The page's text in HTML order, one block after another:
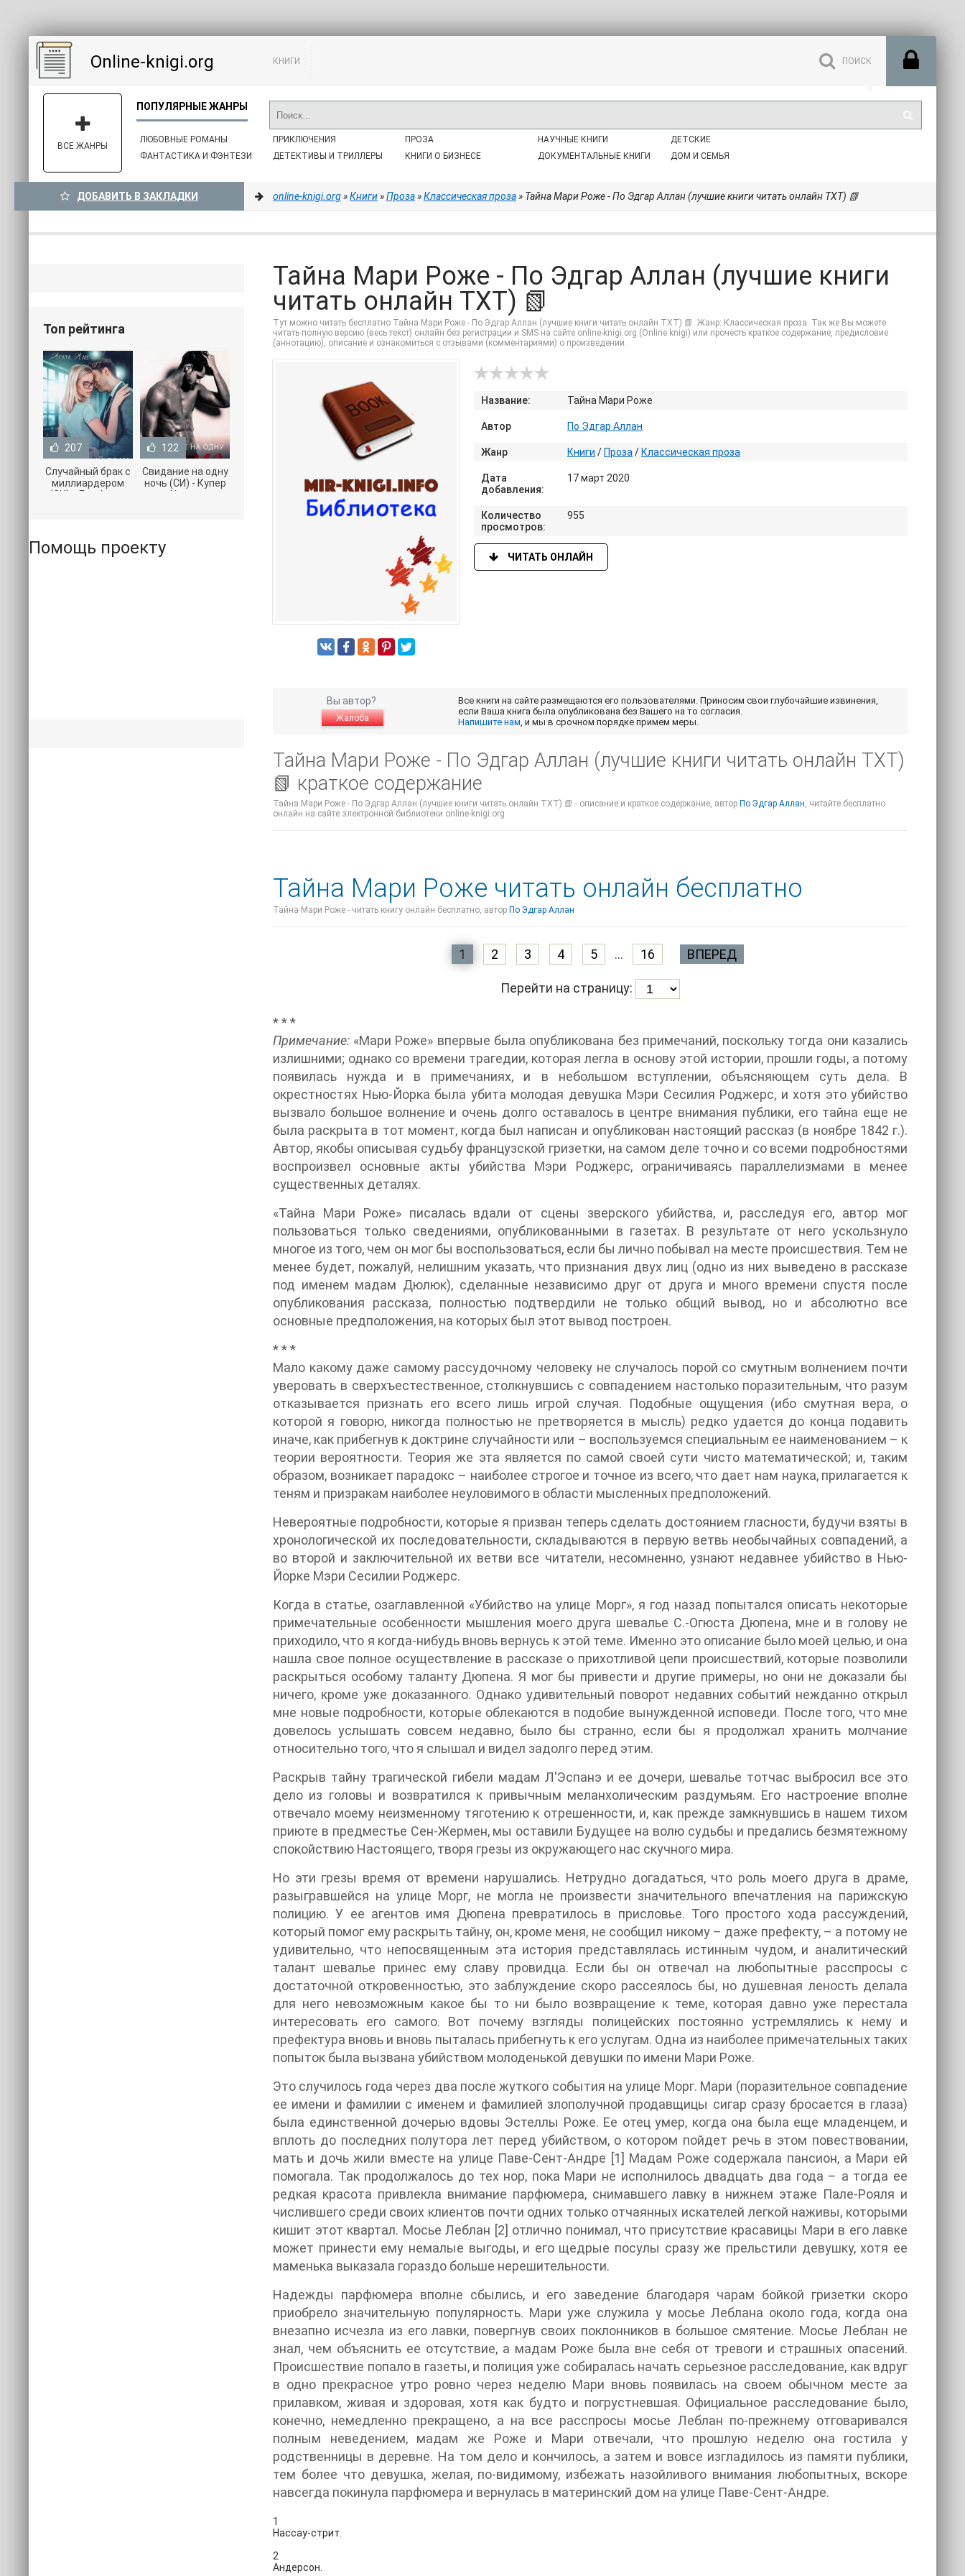
Online-knigi.org КНИГИ
ЛЮБОВНЫЕ РОМАНЫ
ФАНТАСТИКА И ФЭНТЕЗИ
ПРИКЛЮЧЕНИЯ
ДЕТЕКТИВЫ И ТРИЛЛЕРЫ
ПРОЗА
КНИГИ О БИЗНЕСЕ
НАУЧНЫЕ КНИГИ
ДОКУМЕНТАЛЬНЫЕ КНИГИ
ДЕТСКИЕ
ДОМ И СЕМЬЯ
ВСЕ ЖАНРЫ
ДОБАВИТЬ В ЗАКЛАДКИ online-knigi.org»Книги»Проза»Классическая проза» Тайна Мари Роже - По Эдгар Аллан (лучшие книги читать онлайн TXT) 📗
Тайна Мари Роже - По Эдгар Аллан (лучшие книги
читать онлайн TXT) 📗
Тут можно читать бесплатно Тайна Мари Роже - По Эдгар Аллан (лучшие книги читать онлайн TXT) 📗. Жанр: Классическая проза. Так же Вы можете
читать полную версию (весь текст) онлайн без регистрации и SMS на сайте online-knigi.org (Online knigi) или прочесть краткое содержание, предисловие
(аннотацию), описание и ознакомиться с отзывами (комментариями) о произведении.
Название: Тайна Мари Роже
Автор По Эдгар Аллан
Жанр Книги / Проза / Классическая проза
Дата
добавления:
17 март 2020
Количество
просмотров:
955
ЧИТАТЬ ОНЛАЙН
Вы автор?
Жалоба
Все книги на сайте размещаются его пользователями. Приносим свои глубочайшие извинения,
если Ваша книга была опубликована без Вашего на то согласия.
Напишите нам, и мы в срочном порядке примем меры.
Тайна Мари Роже - По Эдгар Аллан (лучшие книги читать онлайн TXT)
📗 краткое содержание
Тайна Мари Роже - По Эдгар Аллан (лучшие книги читать онлайн TXT) 📗 - описание и краткое содержание, автор По Эдгар Аллан, читайте бесплатно
онлайн на сайте электронной библиотеки online-knigi.org
Тайна Мари Роже читать онлайн бесплатно
Тайна Мари Роже - читать книгу онлайн бесплатно, автор По Эдгар Аллан
1 2 3 4 5 ... 16 ВПЕРЕД
Перейти на страницу:
* * *
Примечание:
излишними; однако со времени трагедии, которая легла в основу этой истории, прошли годы, а потому
появилась нужда и в примечаниях, и в небольшом вступлении, объясняющем суть дела. В
окрестностях Нью-Йорка была убита молодая девушка Мэри Сесилия Роджерс, и хотя это убийство
вызвало большое волнение и очень долго оставалось в центре внимания публики, его тайна еще не
была раскрыта в тот момент, когда был написан и опубликован настоящий рассказ (в ноябре 1842 г.).
Автор, якобы описывая судьбу французской гризетки, на самом деле точно и со всеми подробностями
воспроизвел основные акты убийства Мэри Роджерс, ограничиваясь параллелизмами в менее
существенных деталях.
«Тайна Мари Роже» писалась вдали от сцены зверского убийства, и, расследуя его, автор мог
пользоваться только сведениями, опубликованными в газетах. В результате от него ускользнуло
многое из того, чем он мог бы воспользоваться, если бы лично побывал на месте происшествия. Тем не
менее будет, пожалуй, нелишним указать, что признания двух лиц (одно из них выведено в рассказе
под именем мадам Дюлюк), сделанные независимо друг от друга и много времени спустя после
опубликования рассказа, полностью подтвердили не только общий вывод, но и абсолютно все
основные предположения, на которых был этот вывод построен.
* * *
Мало какому даже самому рассудочному человеку не случалось порой со смутным волнением почти
уверовать в сверхъестественное, столкнувшись с совпадением настолько поразительным, что разум
отказывается признать его всего лишь игрой случая. Подобные ощущения (ибо смутная вера, о
которой я говорю, никогда полностью не претворяется в мысль) редко удается до конца подавить
иначе, как прибегнув к доктрине случайности или – воспользуемся специальным ее наименованием – к
теории вероятности. Теория же эта является по самой своей сути чисто математической; и, таким
образом, возникает парадокс – наиболее строгое и точное из всего, что дает нам наука, прилагается к
теням и призракам наиболее неуловимого в области мысленных предположений.
Невероятные подробности, которые я призван теперь сделать достоянием гласности, будучи взяты в
хронологической их последовательности, складываются в первую ветвь необычайных совпадений, а
во второй и заключительной их ветви все читатели, несомненно, узнают недавнее убийство в Нью-
Йорке Мэри Сесилии Роджерс.
Когда в статье, озаглавленной «Убийство на улице Морг», я год назад попытался описать некоторые
примечательные особенности мышления моего друга шевалье С.-Огюста Дюпена, мне и в голову не
приходило, что я когда-нибудь вновь вернусь к этой теме. Именно это описание было моей целью, и она
нашла свое полное осуществление в рассказе о прихотливой цепи происшествий, которые позволили
раскрыться особому таланту Дюпена. Я мог бы привести и другие примеры, но они не доказали бы
ничего, кроме уже доказанного. Однако удивительный поворот недавних событий нежданно открыл
мне новые подробности, которые облекаются в подобие вынужденной исповеди. После того, что мне
довелось услышать совсем недавно, было бы странно, если бы я продолжал хранить молчание
относительно того, что я слышал и видел задолго перед этим.
Раскрыв тайну трагической гибели мадам Л'Эспанэ и ее дочери, шевалье тотчас выбросил все это
дело из головы и возвратился к привычным меланхолическим раздумьям. Его настроение вполне
отвечало моему неизменному тяготению к отрешенности, и, как прежде замкнувшись в нашем тихом
приюте в предместье Сен-Жермен, мы оставили Будущее на волю судьбы и предались безмятежному
спокойствию Настоящего, творя грезы из окружающего нас скучного мира.
Но эти грезы время от времени нарушались. Нетрудно догадаться, что роль моего друга в драме,
разыгравшейся на улице Морг, не могла не произвести значительного впечатления на парижскую
полицию. У ее агентов имя Дюпена превратилось в присловье. Того простого хода рассуждений,
который помог ему раскрыть тайну, он, кроме меня, не сообщил никому – даже префекту, – а потому не
удивительно, что непосвященным эта история представлялась истинным чудом, и аналитический
талант шевалье принес ему славу провидца. Если бы он отвечал на любопытные расспросы с
достаточной откровенностью, это заблуждение скоро рассеялось бы, но душевная леность делала
для него невозможным какое бы то ни было возвращение к теме, которая давно уже перестала
интересовать его самого. Вот почему взгляды полицейских постоянно устремлялись к нему и
префектура вновь и вновь пыталась прибегнуть к его услугам. Одна из наиболее примечательных таких
попыток была вызвана убийством молоденькой девушки по имени Мари Роже.
Это случилось года через два после жуткого события на улице Морг. Мари (поразительное совпадение
ее имени и фамилии с именем и фамилией злополучной продавщицы сигар сразу бросается в глаза)
была единственной дочерью вдовы Эстеллы Роже. Ее отец умер, когда она была еще младенцем, и
вплоть до последних полутора лет перед убийством, о котором пойдет речь в этом повествовании,
мать и дочь жили вместе на улице Паве-Сент-Андре [1] Мадам Роже содержала пансион, а Мари ей
помогала. Так продолжалось до тех нор, пока Мари не исполнилось двадцать два года – а тогда ее
редкая красота привлекла внимание парфюмера, снимавшего лавку в нижнем этаже Пале-Рояля и
числившего среди своих клиентов почти одних только отчаянных искателей легкой наживы, которыми
кишит этот квартал. Мосье Леблан [2] отлично понимал, что присутствие красавицы Мари в его лавке
может принести ему немалые выгоды, и его щедрые посулы сразу же прельстили девушку, хотя ее
маменька выказала гораздо больше нерешительности.
Надежды парфюмера вполне сбылись, и его заведение благодаря чарам бойкой гризетки скоро
приобрело значительную популярность. Мари уже служила у мосье Леблана около года, когда она
внезапно исчезла из его лавки, повергнув своих поклонников в большое смятение. Мосье Леблан не
знал, чем объяснить ее отсутствие, а мадам Роже была вне себя от тревоги и страшных опасений.
Происшествие попало в газеты, и полиция уже собиралась начать серьезное расследование, как вдруг
в одно прекрасное утро ровно через неделю Мари вновь появилась на своем обычном месте за
прилавком, живая и здоровая, хотя как будто и погрустневшая. Официальное расследование было,
конечно, немедленно прекращено, а на все расспросы мосье Леблан по-прежнему отговаривался
полным неведением, мадам же Роже и Мари отвечали, что прошлую неделю она гостила у
родственницы в деревне. На том дело и кончилось, а затем и вовсе изгладилось из памяти публики,
тем более что девушка, желая, по-видимому, избежать назойливого внимания любопытных, вскоре
навсегда покинула парфюмера и вернулась в материнский дом на улице Паве-Сент-Андре.
1
Нассау-стрит.
2
Андерсон.
Топ рейтинга
207
Случайный брак с
миллиардером
(СИ) - Лав Агата
122
Свидание на одну
ночь (СИ) - Купер
Хелен
Помощь проекту